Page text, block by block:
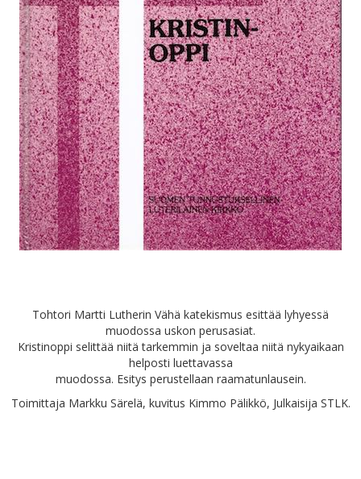
Tohtori Martti Lutherin Vähä katekismus esittää lyhyessä
muodossa uskon perusasiat.
Kristinoppi selittää niitä tarkemmin ja soveltaa niitä nykyaikaan
helposti luettavassa
muodossa. Esitys perustellaan raamatunlausein.
Toimittaja Markku Särelä, kuvitus Kimmo Pälikkö, Julkaisija STLK.